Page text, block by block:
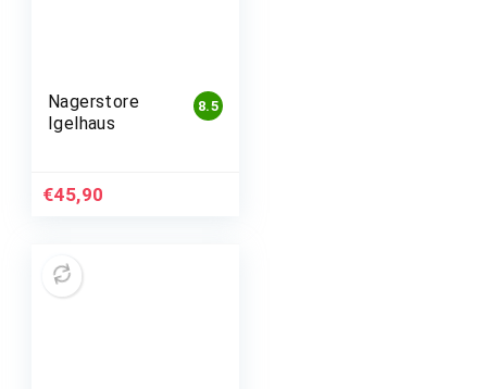
8.5
Nagerstore
Igelhaus
€45,90